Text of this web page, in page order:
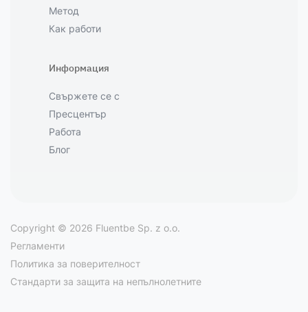
Метод
Как работи
Информация
Свържете се с
Пресцентър
Работа
Блог
Copyright © 2026 Fluentbe Sp. z o.o.
Регламенти
Политика за поверителност
Стандарти за защита на непълнолетните